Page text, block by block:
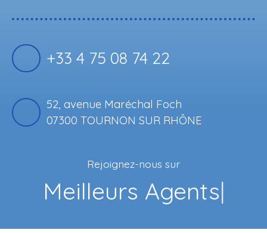
+33 4 75 08 74 22
52, avenue Maréchal Foch
07300 TOURNON SUR RHÔNE
Rejoignez-nous sur
Meilleurs Agents|